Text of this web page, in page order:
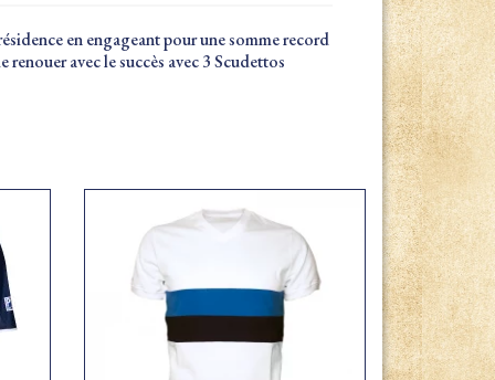
en engageant pour une somme record
avec le succès avec 3 Scudettos